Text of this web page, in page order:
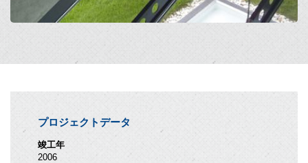
プロジェクトデータ
竣工年
2006